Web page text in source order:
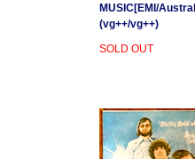
MUSIC[EMI/
(vg++/vg++)
SOLD OUT